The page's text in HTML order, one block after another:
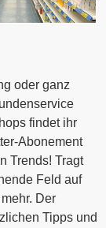
oder ganz
findet ihr
Abonement
Trends! Tragt
Feld auf
Der
Tipps und